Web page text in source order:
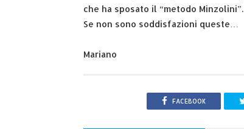
che ha sposato il “metodo Minzolini”.
Se non sono soddisfazioni queste…
Mariano
FACEBOOK